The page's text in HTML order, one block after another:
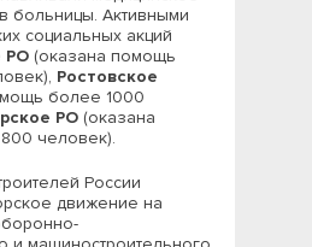
больницы. Активными
социальных акций
РО (оказана помощь
Ростовское
более 1000
РО (оказана
человек).
России
движение на